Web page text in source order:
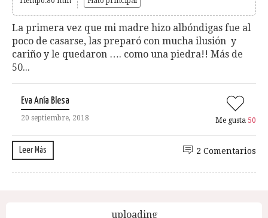
La primera vez que mi madre hizo albóndigas fue al
poco de casarse, las preparó con mucha ilusión y
cariño y le quedaron …. como una piedra!! Más de
50...
Eva Anía Blesa
20 septiembre, 2018 Me gusta 50
Leer Más 2 Comentarios
uploading